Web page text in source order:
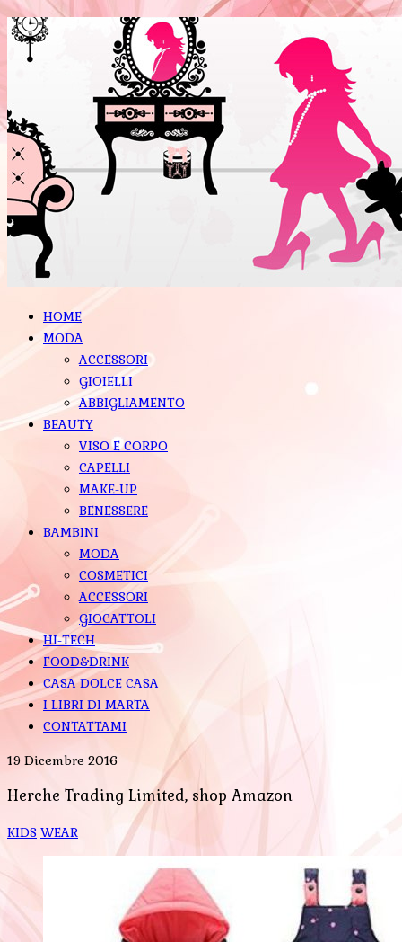
HOME
MODA
ACCESSORI
GIOIELLI
ABBIGLIAMENTO
BEAUTY
VISO E CORPO
CAPELLI
MAKE-UP
BENESSERE
BAMBINI
MODA
COSMETICI
ACCESSORI
GIOCATTOLI
HI-TECH
FOOD&DRINK
CASA DOLCE CASA
I LIBRI DI MARTA
CONTATTAMI
19 Dicembre 2016
Herche Trading Limited, shop Amazon
KIDS WEAR